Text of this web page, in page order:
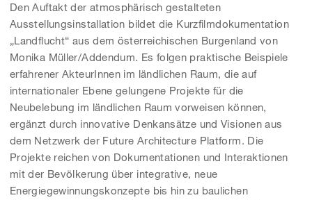
Den Auftakt der atmosphärisch gestalteten
Ausstellungsinstallation bildet die Kurzfilmdokumentation
„Landflucht“ aus dem österreichischen Burgenland von
Monika Müller/Addendum. Es folgen praktische Beispiele
erfahrener AkteurInnen im ländlichen Raum, die auf
internationaler Ebene gelungene Projekte für die
Neubelebung im ländlichen Raum vorweisen können,
ergänzt durch innovative Denkansätze und Visionen aus
dem Netzwerk der Future Architecture Platform. Die
Projekte reichen von Dokumentationen und Interaktionen
mit der Bevölkerung über integrative, neue
Energiegewinnungskonzepte bis hin zu baulichen